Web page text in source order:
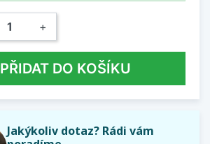
+
PŘIDAT DO KOŠÍKU
Jakýkoliv dotaz? Rádi vám